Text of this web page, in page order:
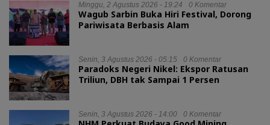
Minggu, 2 Agustus 2026 - 19:24 0 Komentar
Wagub Sarbin Buka Hiri Festival, Dorong
Pariwisata Berbasis Alam
Senin, 3 Agustus 2026 - 05:15 0 Komentar
Paradoks Negeri Nikel: Ekspor Ratusan
Triliun, DBH tak Sampai 1 Persen
Senin, 3 Agustus 2026 - 14:00 0 Komentar